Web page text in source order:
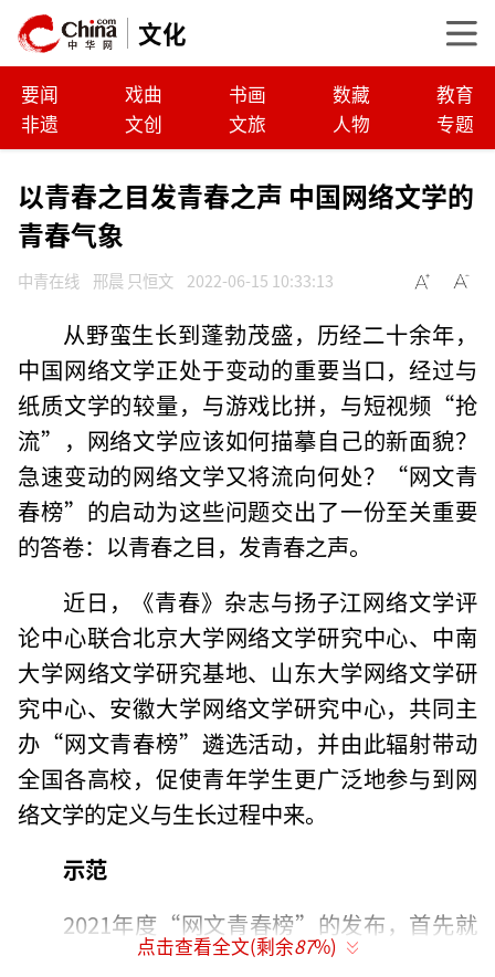
文化
要闻 戏曲 书画 数藏
教育
非遗
文创 文旅 人物 专题
以青春之目发青春之声 中国网络文学的
青春气象
中青在线 邢晨 只恒文 2022-06-15 10:33:13
从野蛮生长到蓬勃茂盛，历经二十余年，
中国网络文学正处于变动的重要当口，经过与
纸质文学的较量，与游戏比拼，与短视频“抢
流”，网络文学应该如何描摹自己的新面貌？
急速变动的网络文学又将流向何处？“网文青
春榜”的启动为这些问题交出了一份至关重要
的答卷：以青春之目，发青春之声。
近日，《青春》杂志与扬子江网络文学评
论中心联合北京大学网络文学研究中心、中南
大学网络文学研究基地、山东大学网络文学研
究中心、安徽大学网络文学研究中心，共同主
办“网文青春榜”遴选活动，并由此辐射带动
全国各高校，促使青年学生更广泛地参与到网
络文学的定义与生长过程中来。
示范
2021年度“网文青春榜”的发布，首先就
做出了先导性的示范。
点击查看全文(剩余87%)